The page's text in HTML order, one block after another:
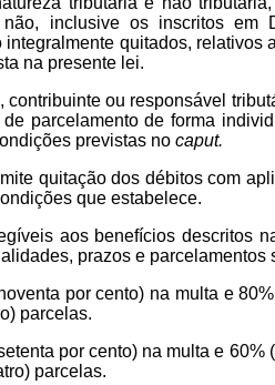
não, inclusive os inscritos
integralmente quitados,
na presente lei.
contribuinte ou responsável
parcelamento de forma
previstas nocaput.
quitação dos débitos com
que estabelece.
aos benefícios descritos
prazos e parcelamentos
por cento) na multa e
parcelas.
por cento) na multa e
parcelas.